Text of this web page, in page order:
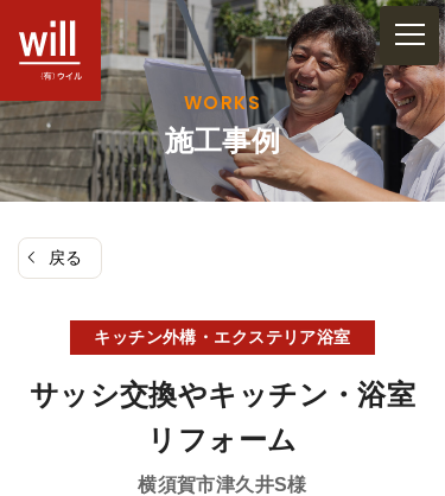
ン
ツ
へ
WORKS
施工事例
戻る
キッチン外構・エクステリア浴室
サッシ交換やキッチン・浴室
リフォーム
横須賀市津久井S様